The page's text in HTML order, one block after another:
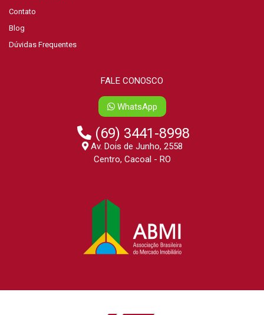
Contato
Blog
Dúvidas Frequentes
FALE CONOSCO
WhatsApp
(69) 3441-8998
Av. Dois de Junho, 2558
Centro, Cacoal - RO